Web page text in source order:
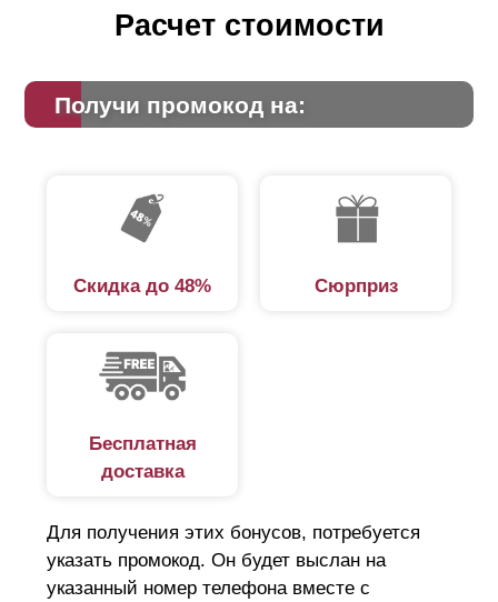
Расчет стоимости
Получи промокод на:
Скидка до 48% Сюрприз
Бесплатная
доставка
Для получения этих бонусов, потребуется
указать промокод. Он будет выслан на
указанный номер телефона вместе с